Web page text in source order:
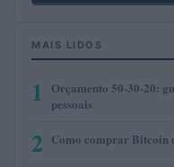
MAIS LIDOS
1
Orçamento 50-30-20:
pessoais
2 Como comprar Bitcoin